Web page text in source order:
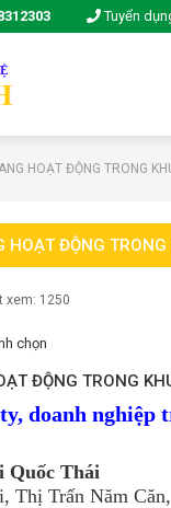
Tuyển
HOẠT ĐỘNG TRONG
HOẠT ĐỘNG
xem: 1250
chọn
ĐỘNG TRONG
doanh
Quốc Thái
Thị Trấn Năm